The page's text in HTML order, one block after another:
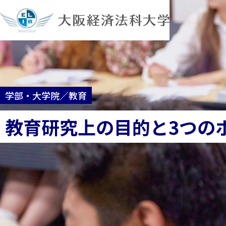
学部・大学院／教育
教育研究上の目的と3つの